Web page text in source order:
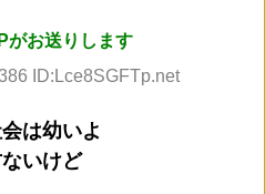
がお送りします
ID:Lce8SGFTp.net
は幼いよ
いけど